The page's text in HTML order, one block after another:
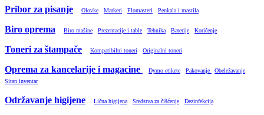
Pribor za pisanje Olovke Markeri Flomasteri Penkala i mastila
Biro oprema Biro mašine Prezentacije i table Tehnika Baterije Koričenje
Toneri za štampače Kompatibilni toneri Originalni toneri
Oprema za kancelarije i magacine Dymo etikete Pakovanje
Obeležavanje
Sitan inventar
Održavanje higijene Lična higijena Sredstva za čišćenje Dezinfekcija